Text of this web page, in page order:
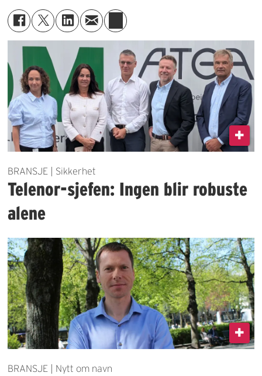
BRANSJE | Sikkerhet
Telenor-sjefen: Ingen blir robuste
alene
BRANSJE | Nytt om navn